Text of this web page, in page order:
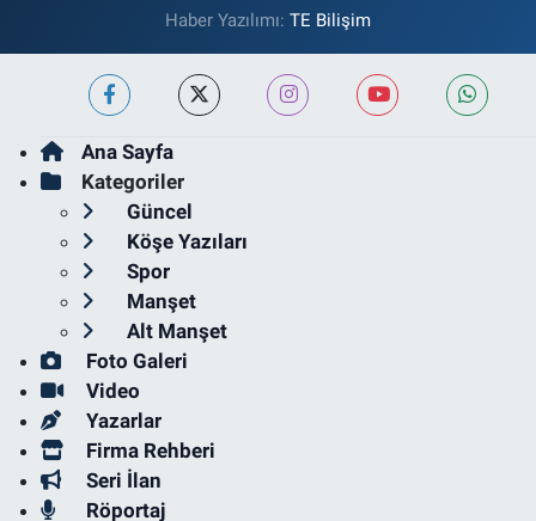
Haber Yazılımı: TE Bilişim
Ana Sayfa
Kategoriler
Güncel
Köşe Yazıları
Spor
Manşet
Alt Manşet
Foto Galeri
Video
Yazarlar
Firma Rehberi
Seri İlan
Röportaj